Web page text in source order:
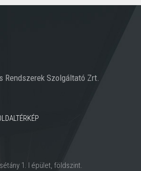
Szolgáltató Zrt.
1. I épület, földszint.